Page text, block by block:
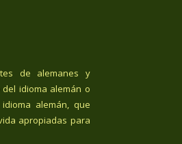
de alemanes y
idioma alemán o
alemán, que
apropiadas para